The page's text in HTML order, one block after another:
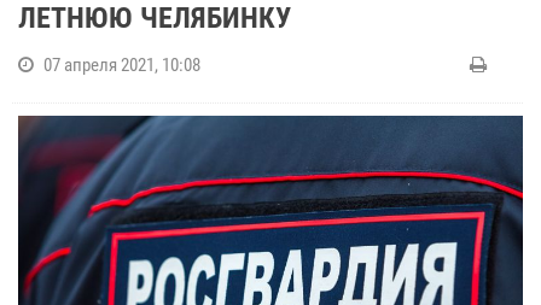
ЛЕТНЮЮ ЧЕЛЯБИНКУ
07 апреля 2021, 10:08